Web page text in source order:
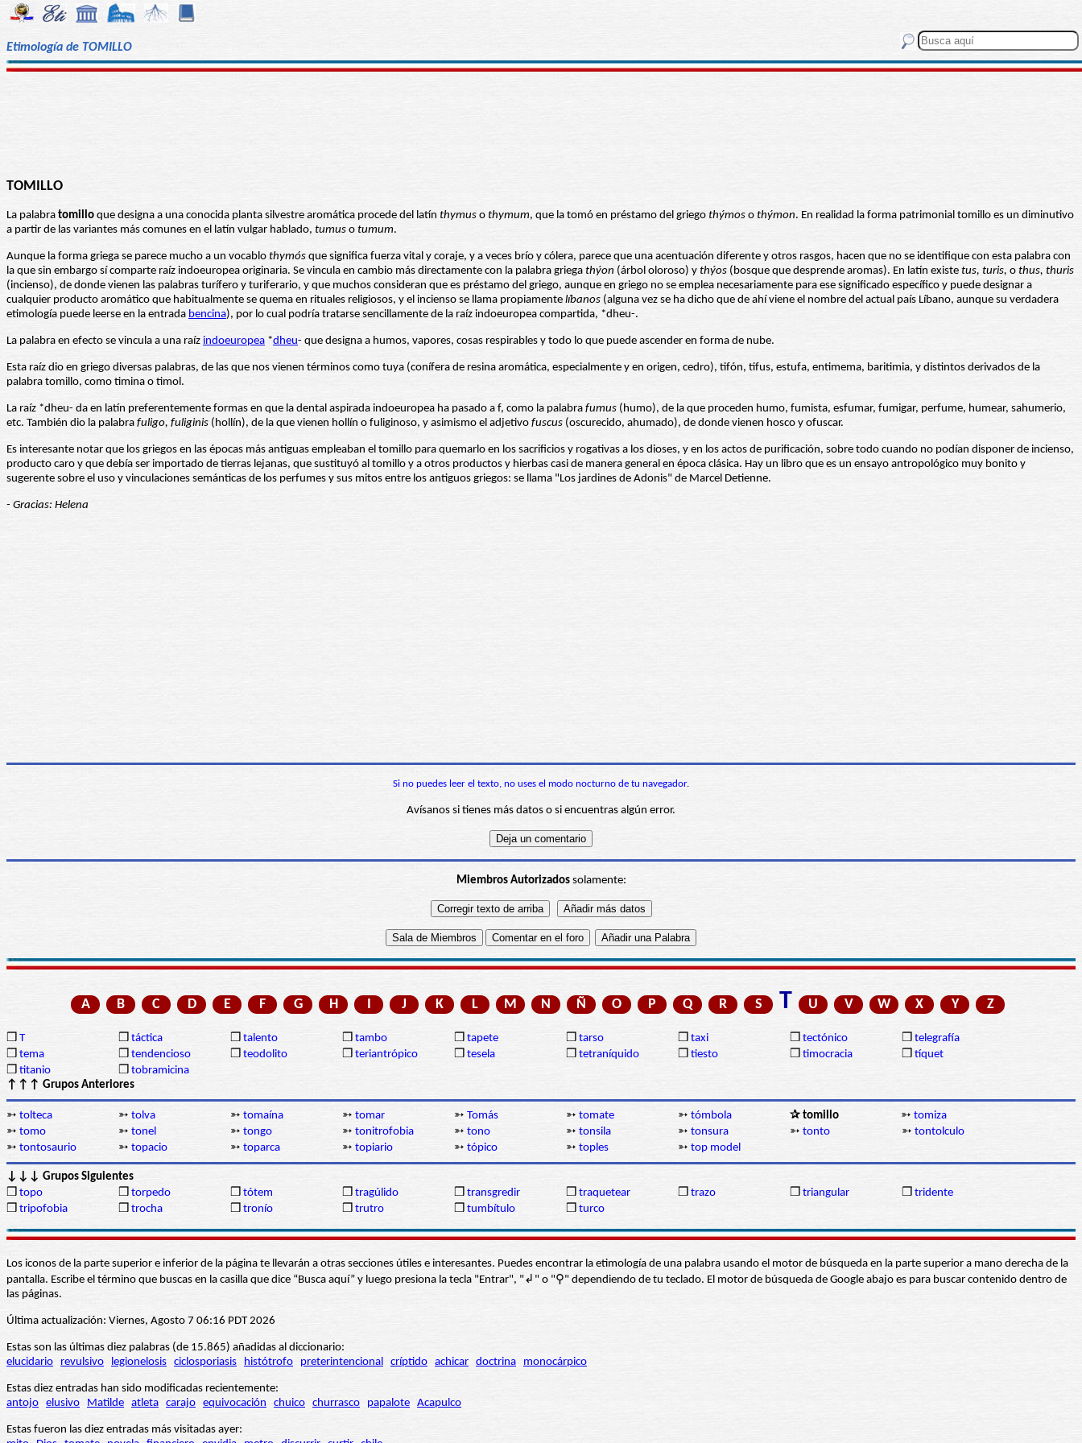
Etimología de TOMILLO
TOMILLO
La palabra tomillo que designa a una conocida planta silvestre aromática procede del latín thymus o thymum, que la tomó en préstamo del griego thýmos o thýmon. En realidad la forma patrimonial tomillo es un diminutivo
a partir de las variantes más comunes en el latín vulgar hablado, tumus o tumum.
Aunque la forma griega se parece mucho a un vocablo thymós que significa fuerza vital y coraje, y a veces brío y cólera, parece que una acentuación diferente y otros rasgos, hacen que no se identifique con esta palabra con
la que sin embargo sí comparte raíz indoeuropea originaria. Se vincula en cambio más directamente con la palabra griega thýon (árbol oloroso) y thýos (bosque que desprende aromas). En latín existe tus, turis, o thus, thuris
(incienso), de donde vienen las palabras turífero y turiferario, y que muchos consideran que es préstamo del griego, aunque en griego no se emplea necesariamente para ese significado específico y puede designar a
cualquier producto aromático que habitualmente se quema en rituales religiosos, y el incienso se llama propiamente líbanos (alguna vez se ha dicho que de ahí viene el nombre del actual país Líbano, aunque su verdadera
etimología puede leerse en la entrada bencina), por lo cual podría tratarse sencillamente de la raíz indoeuropea compartida, *dheu-.
La palabra en efecto se vincula a una raíz indoeuropea *dheu- que designa a humos, vapores, cosas respirables y todo lo que puede ascender en forma de nube.
Esta raíz dio en griego diversas palabras, de las que nos vienen términos como tuya (conífera de resina aromática, especialmente y en origen, cedro), tifón, tifus, estufa, entimema, baritimia, y distintos derivados de la
palabra tomillo, como timina o timol.
La raíz *dheu- da en latín preferentemente formas en que la dental aspirada indoeuropea ha pasado a f, como la palabra fumus (humo), de la que proceden humo, fumista, esfumar, fumigar, perfume, humear, sahumerio,
etc. También dio la palabra fuligo, fuliginis (hollín), de la que vienen hollín o fuliginoso, y asimismo el adjetivo fuscus (oscurecido, ahumado), de donde vienen hosco y ofuscar.
Es interesante notar que los griegos en las épocas más antiguas empleaban el tomillo para quemarlo en los sacrificios y rogativas a los dioses, y en los actos de purificación, sobre todo cuando no podían disponer de incienso,
producto caro y que debía ser importado de tierras lejanas, que sustituyó al tomillo y a otros productos y hierbas casi de manera general en época clásica. Hay un libro que es un ensayo antropológico muy bonito y
sugerente sobre el uso y vinculaciones semánticas de los perfumes y sus mitos entre los antiguos griegos: se llama "Los jardines de Adonis" de Marcel Detienne.
- Gracias: Helena
Si no puedes leer el texto, no uses el modo nocturno de tu navegador.
Avísanos si tienes más datos o si encuentras algún error.
Miembros Autorizadossolamente:
A B C D E F G H I J K L M N Ñ O P Q R S T U V W X Y Z
❒ T ❒ táctica ❒ talento ❒ tambo ❒ tapete ❒ tarso ❒ taxi ❒ tectónico ❒ telegrafía
❒ tema ❒ tendencioso ❒ teodolito ❒ teriantrópico ❒ tesela ❒ tetraníquido ❒ tiesto ❒ timocracia ❒ tíquet
❒ titanio ❒ tobramicina
↑↑↑ Grupos Anteriores
➳ tolteca ➳ tolva ➳ tomaína ➳ tomar ➳ Tomás ➳ tomate ➳ tómbola ✰ tomillo ➳ tomiza
➳ tomo ➳ tonel ➳ tongo ➳ tonitrofobia ➳ tono ➳ tonsila ➳ tonsura ➳ tonto ➳ tontolculo
➳ tontosaurio ➳ topacio ➳ toparca ➳ topiario ➳ tópico ➳ toples ➳ top model
↓↓↓ Grupos Siguientes
❒ topo ❒ torpedo ❒ tótem ❒ tragúlido ❒ transgredir ❒ traquetear ❒ trazo ❒ triangular ❒ tridente
❒ tripofobia ❒ trocha ❒ tronío ❒ trutro ❒ tumbítulo ❒ turco
Los iconos de la parte superior e inferior de la página te llevarán a otras secciones útiles e interesantes. Puedes encontrar la etimología de una palabra usando el motor de búsqueda en la parte superior a mano derecha de la
pantalla. Escribe el término que buscas en la casilla que dice “Busca aquí” y luego presiona la tecla "Entrar", "↲" o "⚲" dependiendo de tu teclado. El motor de búsqueda de Google abajo es para buscar contenido dentro de
las páginas.
Última actualización: Viernes, Agosto 7 06:16 PDT 2026
Estas son las últimas diez palabras (de 15.865) añadidas al diccionario:
elucidario
revulsivo legionelosis ciclosporiasis histótrofo preterintencional críptido achicar doctrina monocárpico
Estas diez entradas han sido modificadas recientemente:
antojo elusivo Matilde atleta carajo equivocación chuico churrasco papalote Acapulco
Estas fueron las diez entradas más visitadas ayer: